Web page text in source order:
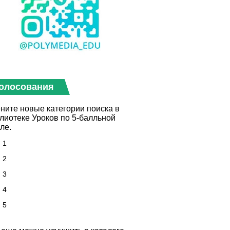
новые категории поиска в
Уроков по 5-балльной
1
2
3
4
5